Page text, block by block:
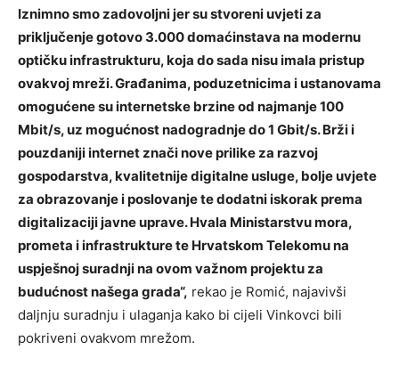
Iznimno smo zadovoljni jer su stvoreni uvjeti za
priključenje gotovo 3.000 domaćinstava na modernu
optičku infrastrukturu, koja do sada nisu imala pristup
ovakvoj mreži. Građanima, poduzetnicima i ustanovama
omogućene su internetske brzine od najmanje 100
Mbit/s, uz mogućnost nadogradnje do 1 Gbit/s. Brži i
pouzdaniji internet znači nove prilike za razvoj
gospodarstva, kvalitetnije digitalne usluge, bolje uvjete
za obrazovanje i poslovanje te dodatni iskorak prema
digitalizaciji javne uprave. Hvala Ministarstvu mora,
prometa i infrastrukture te Hrvatskom Telekomu na
uspješnoj suradnji na ovom važnom projektu za
budućnost našega grada“, rekao je Romić, najavivši
daljnju suradnju i ulaganja kako bi cijeli Vinkovci bili
pokriveni ovakvom mrežom.